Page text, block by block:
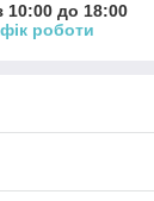
10:00 до 18:00
роботи